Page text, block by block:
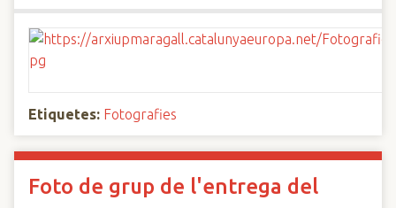
Etiquetes: Fotografies
Foto de grup de l'entrega del